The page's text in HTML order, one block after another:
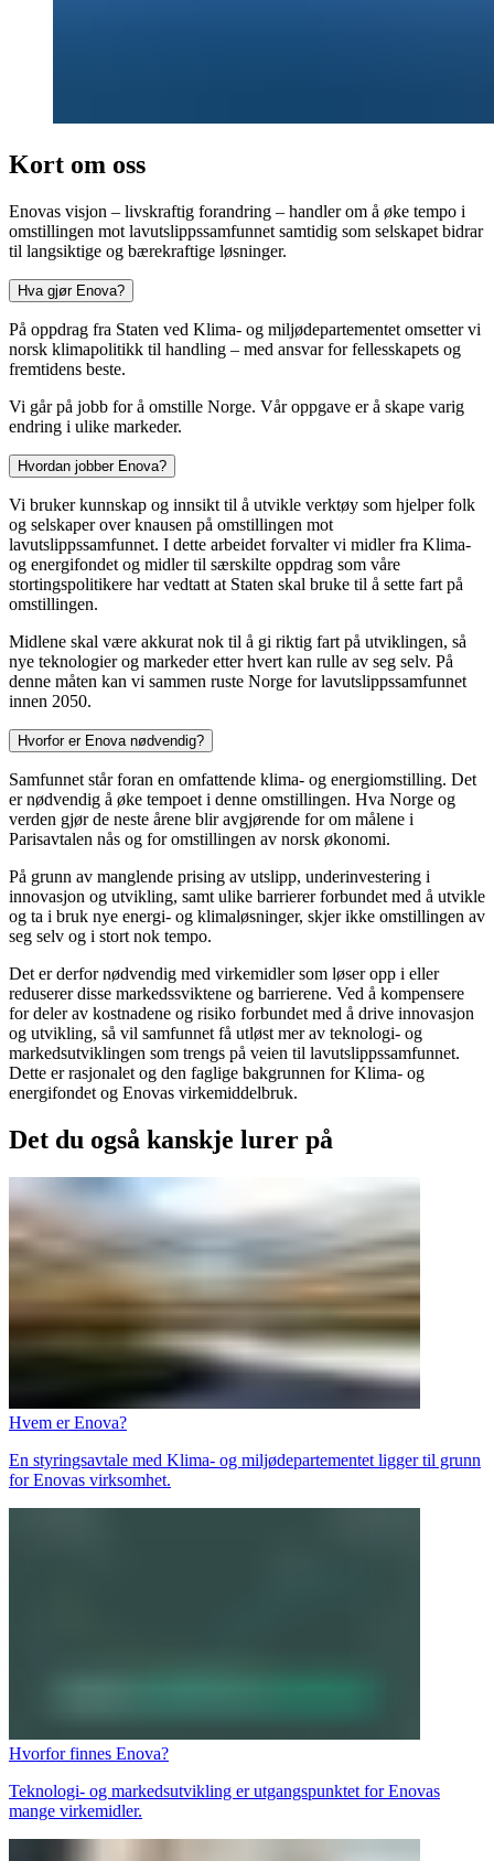
Kort om oss
Enovas visjon – livskraftig forandring – handler om å øke tempo i
omstillingen mot lavutslippssamfunnet samtidig som selskapet bidrar
til langsiktige og bærekraftige løsninger.
Hva gjør Enova?
På oppdrag fra Staten ved Klima- og miljødepartementet omsetter vi
norsk klimapolitikk til handling – med ansvar for fellesskapets og
fremtidens beste.
Vi går på jobb for å omstille Norge. Vår oppgave er å skape varig
endring i ulike markeder.
Hvordan jobber Enova?
Vi bruker kunnskap og innsikt til å utvikle verktøy som hjelper folk
og selskaper over knausen på omstillingen mot
lavutslippssamfunnet. I dette arbeidet forvalter vi midler fra Klima-
og energifondet og midler til særskilte oppdrag som våre
stortingspolitikere har vedtatt at Staten skal bruke til å sette fart på
omstillingen.
Midlene skal være akkurat nok til å gi riktig fart på utviklingen, så
nye teknologier og markeder etter hvert kan rulle av seg selv. På
denne måten kan vi sammen ruste Norge for lavutslippssamfunnet
innen 2050.
Hvorfor er Enova nødvendig?
Samfunnet står foran en omfattende klima- og energiomstilling. Det
er nødvendig å øke tempoet i denne omstillingen. Hva Norge og
verden gjør de neste årene blir avgjørende for om målene i
Parisavtalen nås og for omstillingen av norsk økonomi.
På grunn av manglende prising av utslipp, underinvestering i
innovasjon og utvikling, samt ulike barrierer forbundet med å utvikle
og ta i bruk nye energi- og klimaløsninger, skjer ikke omstillingen av
seg selv og i stort nok tempo.
Det er derfor nødvendig med virkemidler som løser opp i eller
reduserer disse markedssviktene og barrierene. Ved å kompensere
for deler av kostnadene og risiko forbundet med å drive innovasjon
og utvikling, så vil samfunnet få utløst mer av teknologi- og
markedsutviklingen som trengs på veien til lavutslippssamfunnet.
Dette er rasjonalet og den faglige bakgrunnen for Klima- og
energifondet og Enovas virkemiddelbruk.
Det du også kanskje lurer på
Hvem er Enova?
En styringsavtale med Klima- og miljødepartementet ligger til grunn
for Enovas virksomhet.
Hvorfor finnes Enova?
Teknologi- og markedsutvikling er utgangspunktet for Enovas
mange virkemidler.